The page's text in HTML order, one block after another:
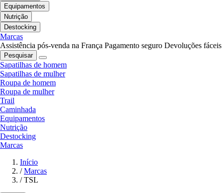
Equipamentos
Nutrição
Destocking
Marcas
Assistência pós-venda na França Pagamento seguro Devoluções fáceis
Pesquisar
Sapatilhas de homem
Sapatilhas de mulher
Roupa de homem
Roupa de mulher
Trail
Caminhada
Equipamentos
Nutrição
Destocking
Marcas
Início
/ Marcas
/ TSL